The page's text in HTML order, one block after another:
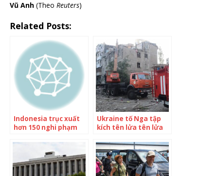
Vũ Anh (Theo Reuters)
Related Posts:
Indonesia trục xuất
hơn 150 nghi phạm
Trung Quốc
Ukraine tố Nga tập
kích tên lửa tên lửa